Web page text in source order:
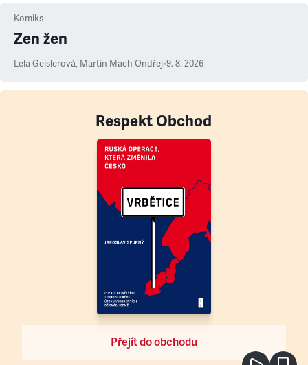
Komiks
Zen žen
Lela Geislerová, Martin Mach Ondřej•9. 8. 2026
Respekt Obchod
Přejít do obchodu